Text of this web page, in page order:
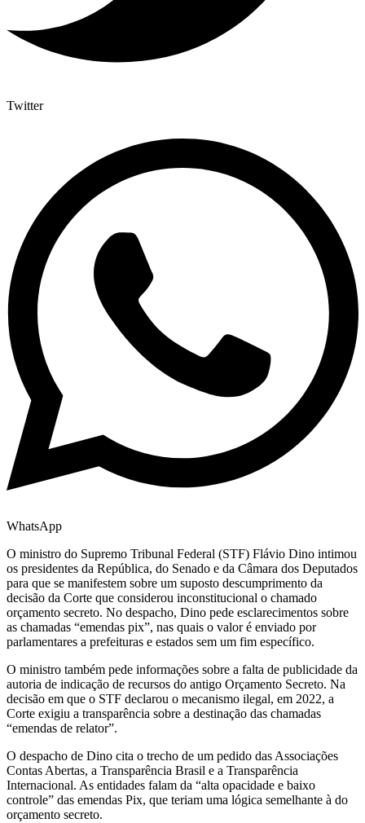
Twitter
WhatsApp
O ministro do Supremo Tribunal Federal (STF) Flávio Dino intimou
os presidentes da República, do Senado e da Câmara dos Deputados
para que se manifestem sobre um suposto descumprimento da
decisão da Corte que considerou inconstitucional o chamado
orçamento secreto. No despacho, Dino pede esclarecimentos sobre
as chamadas “emendas pix”, nas quais o valor é enviado por
parlamentares a prefeituras e estados sem um fim específico.
O ministro também pede informações sobre a falta de publicidade da
autoria de indicação de recursos do antigo Orçamento Secreto. Na
decisão em que o STF declarou o mecanismo ilegal, em 2022, a
Corte exigiu a transparência sobre a destinação das chamadas
“emendas de relator”.
O despacho de Dino cita o trecho de um pedido das Associações
Contas Abertas, a Transparência Brasil e a Transparência
Internacional. As entidades falam da “alta opacidade e baixo
controle” das emendas Pix, que teriam uma lógica semelhante à do
orçamento secreto.